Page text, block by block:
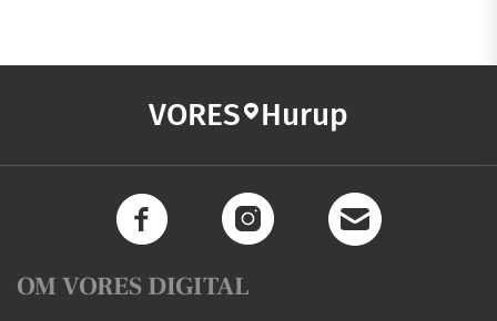
VORES Hurup
OM VORES DIGITAL